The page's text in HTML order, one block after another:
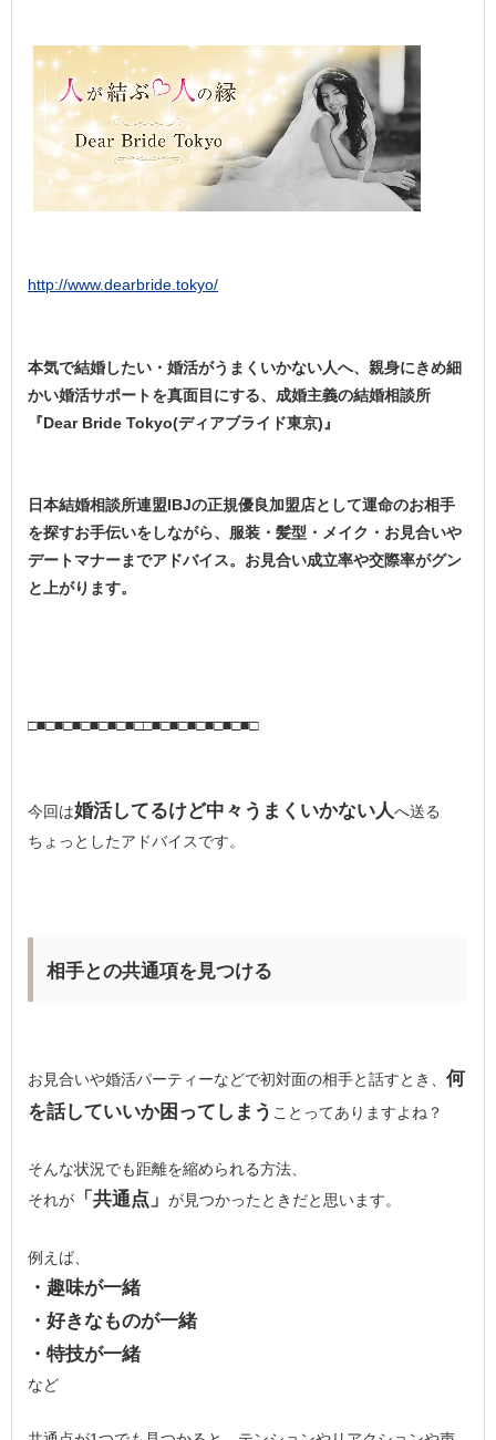
http://www.dearbride.tokyo/
本気で結婚したい・婚活がうまくいかない人へ、親身にきめ細
かい婚活サポートを真面目にする、成婚主義の結婚相談所
『Dear Bride Tokyo(ディアブライド東京)』
日本結婚相談所連盟IBJの正規優良加盟店として運命のお相手
を探すお手伝いをしながら、服装・髪型・メイク・お見合いや
デートマナーまでアドバイス。お見合い成立率や交際率がグン
と上がります。
□■□■□■□■□■□■□□■□■□■□■□■□■□
今回は婚活してるけど中々うまくいかない人へ送る
ちょっとしたアドバイスです。
相手との共通項を見つける
お見合いや婚活パーティーなどで初対面の相手と話すとき、何
を話していいか困ってしまう ことってありますよね？
そんな状況でも距離を縮められる方法、
それが
「共通点」が見つかったときだと思います。
例えば、
・趣味が一緒
・好きなものが一緒
・特技が一緒
など